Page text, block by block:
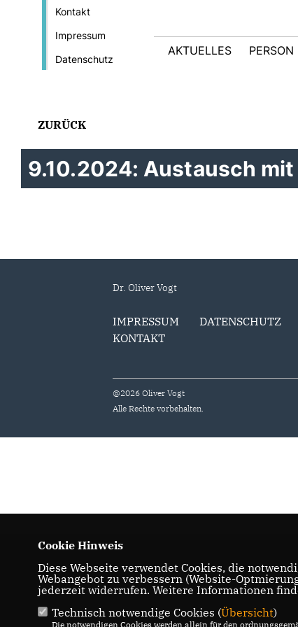
Kontakt
Impressum
Datenschutz
AKTUELLES PERSON
ZURÜCK
9.10.2024: Austausch
Dr. Oliver Vogt
IMPRESSUM
DATENSCHUTZ
KONTAKT
@2026 Oliver Vogt
Alle Rechte vorbehalten.
Cookie Hinweis
Diese Webseite verwendet Cookies, die
Webangebot zu verbessern (Website-
jederzeit widerrufen. Weitere Informationen
Technisch notwendige Cookies (Übersicht)
Die notwendigen Cookies werden allein für den